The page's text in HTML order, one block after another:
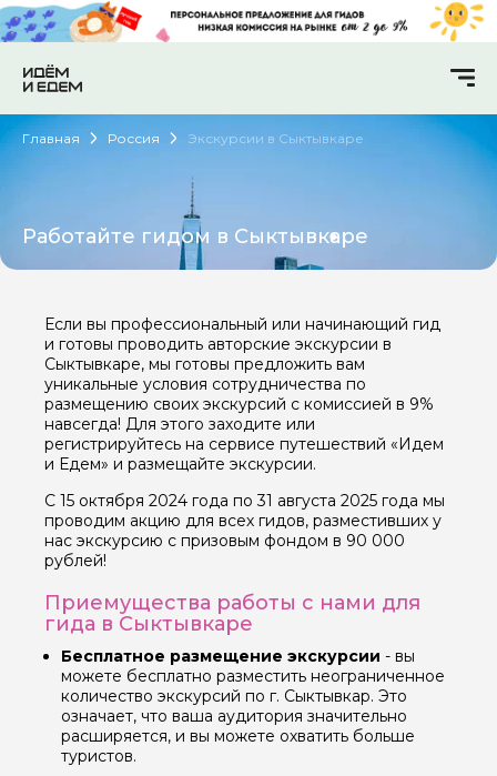
Главная Россия Экскурсии в Сыктывкаре
Работайте гидом в Сыктывкаре
Если вы профессиональный или начинающий гид
и готовы проводить авторские экскурсии в
Сыктывкаре, мы готовы предложить вам
уникальные условия сотрудничества по
размещению своих экскурсий с комиссией в 9%
навсегда! Для этого заходите или
регистрируйтесь на сервисе путешествий «Идем
и Едем» и размещайте экскурсии.
С 15 октября 2024 года по 31 августа 2025 года мы
проводим акцию для всех гидов, разместивших у
нас экскурсию с призовым фондом в 90 000
рублей!
Приемущества работы с нами для
гида в Сыктывкаре
Бесплатное размещение экскурсии - вы
можете бесплатно разместить неограниченное
количество экскурсий по г. Сыктывкар. Это
означает, что ваша аудитория значительно
расширяется, и вы можете охватить больше
туристов.